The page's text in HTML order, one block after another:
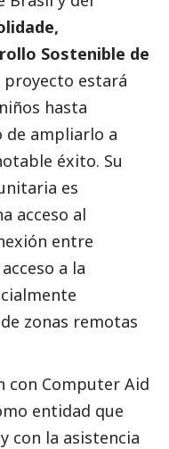
Sostenible de
proyecto estará
hasta
de ampliarlo a
éxito. Su
es
acceso al
entre
a la
zonas remotas
con Computer Aid
entidad que
con la asistencia